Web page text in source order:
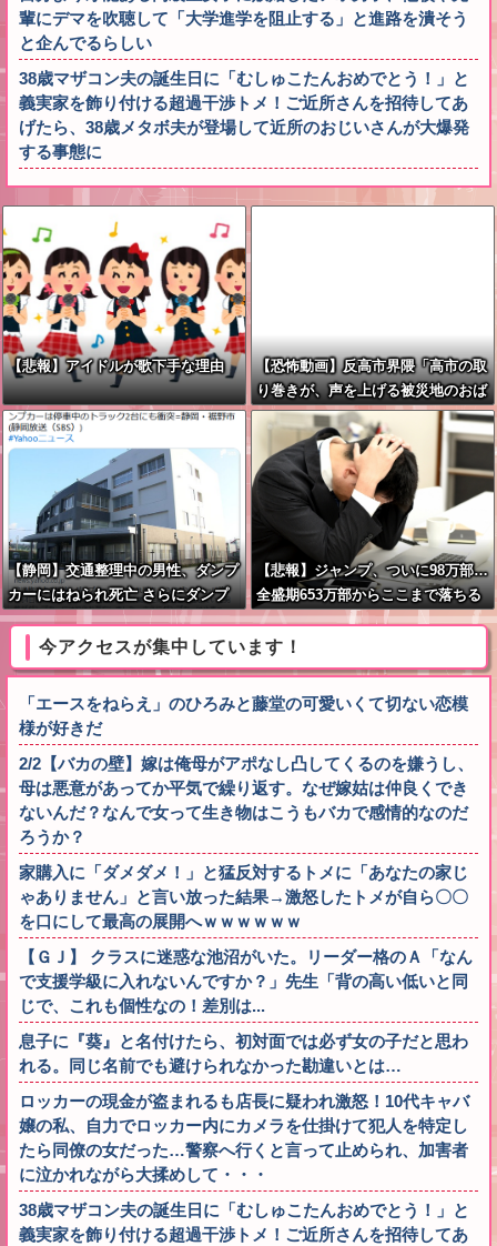
輩にデマを吹聴して「大学進学を阻止する」と進路を潰そう
と企んでるらしい
38歳マザコン夫の誕生日に「むしゅこたんおめでとう！」と
義実家を飾り付ける超過干渉トメ！ご近所さんを招待してあ
げたら、38歳メタボ夫が登場して近所のおじいさんが大爆発
する事態に
【悲報】アイドルが歌下手な理由
【恐怖動画】反高市界隈「高市の取
り巻きが、声を上げる被災地のおば
ちゃんに詰め寄ってるぅ！」→よく
聞くと何やらヤバいことを言ってい
ると話題に…
【静岡】交通整理中の男性、ダンプ
カーにはねられ死亡 さらにダンプ
カーは停車中のトラック2台にも衝
突=裾野市
【悲報】ジャンプ、ついに98万部…
全盛期653万部からここまで落ちる
今アクセスが集中しています！
「エースをねらえ」のひろみと藤堂の可愛いくて切ない恋模
様が好きだ
2/2【バカの壁】嫁は俺母がアポなし凸してくるのを嫌うし、
母は悪意があってか平気で繰り返す。なぜ嫁姑は仲良くでき
ないんだ？なんで女って生き物はこうもバカで感情的なのだ
ろうか？
家購入に「ダメダメ！」と猛反対するトメに「あなたの家じ
ゃありません」と言い放った結果→激怒したトメが自ら〇〇
を口にして最高の展開へｗｗｗｗｗｗ
【ＧＪ】 クラスに迷惑な池沼がいた。リーダー格のＡ「なん
で支援学級に入れないんですか？」先生「背の高い低いと同
じで、これも個性なの！差別は...
息子に『葵』と名付けたら、初対面では必ず女の子だと思わ
れる。同じ名前でも避けられなかった勘違いとは…
ロッカーの現金が盗まれるも店長に疑われ激怒！10代キャバ
嬢の私、自力でロッカー内にカメラを仕掛けて犯人を特定し
たら同僚の女だった…警察へ行くと言って止められ、加害者
に泣かれながら大揉めして・・・
38歳マザコン夫の誕生日に「むしゅこたんおめでとう！」と
義実家を飾り付ける超過干渉トメ！ご近所さんを招待してあ